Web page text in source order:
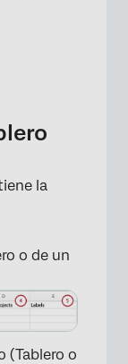
la
o de un
(Tablero o